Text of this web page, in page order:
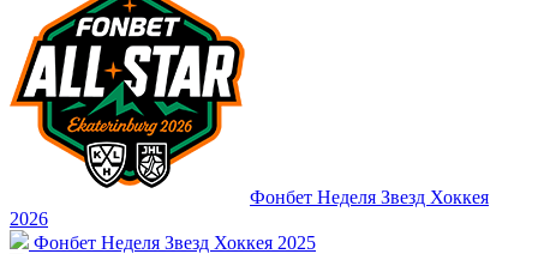
Фонбет Неделя Звезд Хоккея
2026
Фонбет Неделя Звезд Хоккея 2025